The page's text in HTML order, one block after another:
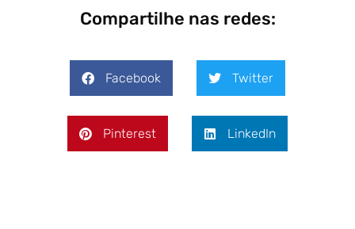
Compartilhe nas redes:
Facebook Twitter
Pinterest LinkedIn